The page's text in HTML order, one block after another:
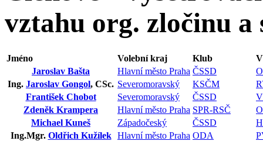
vztahu org. zločinu
Jméno Volební kraj Klub
Jaroslav Bašta
Hlavní město Praha ČSSD
Ing. Jaroslav Gongol, CSc. Severomoravský KSČM
František Chobot
Severomoravský ČSSD
Zdeněk Krampera
Hlavní město Praha SPR-RSČ
Michael Kuneš
Západočeský ČSSD
Ing.Mgr. Oldřich Kužílek Hlavní město Praha ODA